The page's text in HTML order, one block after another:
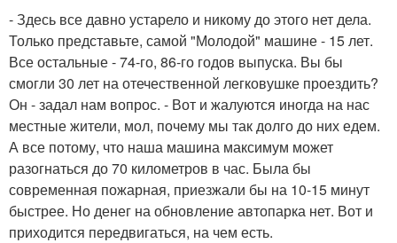
- Здесь все давно устарело и никому до этого нет дела.
Только представьте, самой "Молодой" машине - 15 лет.
Все остальные - 74-го, 86-го годов выпуска. Вы бы
смогли 30 лет на отечественной легковушке проездить?
Он - задал нам вопрос. - Вот и жалуются иногда на нас
местные жители, мол, почему мы так долго до них едем.
А все потому, что наша машина максимум может
разогнаться до 70 километров в час. Была бы
современная пожарная, приезжали бы на 10-15 минут
быстрее. Но денег на обновление автопарка нет. Вот и
приходится передвигаться, на чем есть.